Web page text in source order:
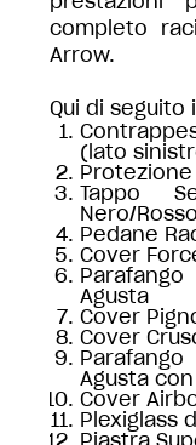
completo
Arrow.
Qui di
(lato
Protezione
Tappo
Nero/
Pedane
Cover
Agusta
Cover
Cover
Agusta
Cover
Plexiglass